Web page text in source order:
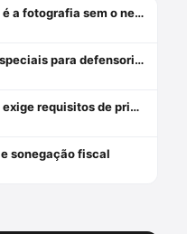
Print sem aquisição dos dados é a fotografia sem o negativo
Prazo em dobro nos juizados especiais para defensorias públicas
Streck e Aury: Medida diversa exige requisitos de prisão!
sonegação fiscal